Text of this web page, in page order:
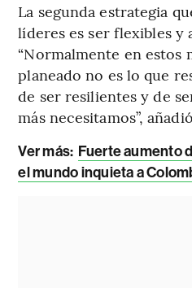
La segunda estrategia
líderes es ser flexibles y
“Normalmente en
planeado no es lo que
de ser resilientes y de
más necesitamos”,
Ver más: Fuerte aumento
el mundo inquieta a